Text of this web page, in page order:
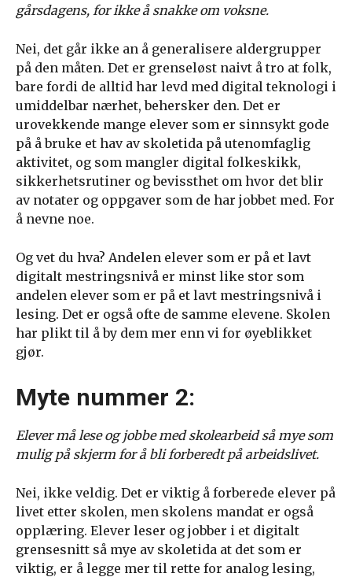
gårsdagens, for ikke å snakke om voksne.
Nei, det går ikke an å generalisere aldergrupper
på den måten. Det er grenseløst naivt å tro at folk,
bare fordi de alltid har levd med digital teknologi i
umiddelbar nærhet, behersker den. Det er
urovekkende mange elever som er sinnsykt gode
på å bruke et hav av skoletida på utenomfaglig
aktivitet, og som mangler digital folkeskikk,
sikkerhetsrutiner og bevissthet om hvor det blir
av notater og oppgaver som de har jobbet med. For
å nevne noe.
Og vet du hva? Andelen elever som er på et lavt
digitalt mestringsnivå er minst like stor som
andelen elever som er på et lavt mestringsnivå i
lesing. Det er også ofte de samme elevene. Skolen
har plikt til å by dem mer enn vi for øyeblikket
gjør.
Myte nummer 2:
Elever må lese og jobbe med skolearbeid så mye som
mulig på skjerm for å bli forberedt på arbeidslivet.
Nei, ikke veldig. Det er viktig å forberede elever på
livet etter skolen, men skolens mandat er også
opplæring. Elever leser og jobber i et digitalt
grensesnitt så mye av skoletida at det som er
viktig, er å legge mer til rette for analog lesing,